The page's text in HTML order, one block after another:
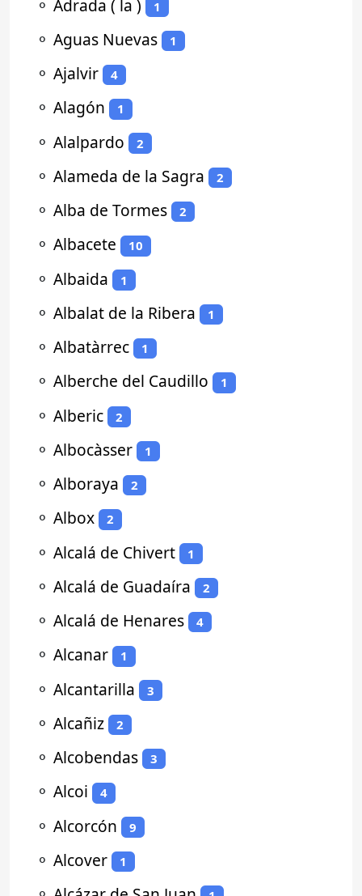
⚬ Adrada ( la ) 1
⚬ Aguas Nuevas 1
⚬ Ajalvir 4
⚬ Alagón 1
⚬ Alalpardo 2
⚬ Alameda de la Sagra 2
⚬ Alba de Tormes 2
⚬ Albacete 10
⚬ Albaida 1
⚬ Albalat de la Ribera 1
⚬ Albatàrrec 1
⚬ Alberche del Caudillo 1
⚬ Alberic 2
⚬ Albocàsser 1
⚬ Alboraya 2
⚬ Albox 2
⚬ Alcalá de Chivert 1
⚬ Alcalá de Guadaíra 2
⚬ Alcalá de Henares 4
⚬ Alcanar 1
⚬ Alcantarilla 3
⚬ Alcañiz 2
⚬ Alcobendas 3
⚬ Alcoi 4
⚬ Alcorcón 9
⚬ Alcover 1